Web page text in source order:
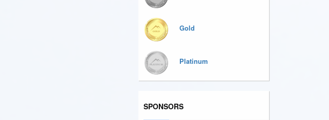
Gold
Platinum
SPONSORS